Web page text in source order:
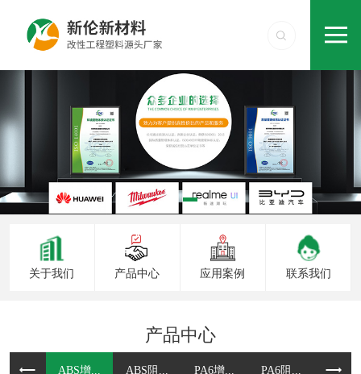
关于我们 产品中心 应用案例 联系我们
产品中心
ABS增... ABS阻... PA6增... PA6阻...